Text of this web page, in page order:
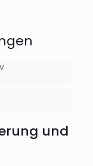
und